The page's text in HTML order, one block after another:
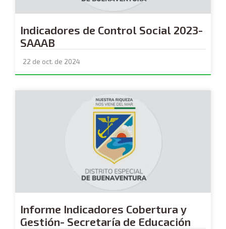
Indicadores de Control Social 2023-
SAAAB
22 de oct. de 2024
Informe Indicadores Cobertura y
Gestión- Secretaría de Educación